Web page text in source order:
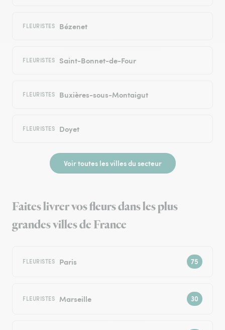
FLEURISTES Bézenet
FLEURISTES Saint-Bonnet-de-Four
FLEURISTES Buxières-sous-Montaigut
FLEURISTES Doyet
Voir toutes les villes du secteur
Faites livrer vos fleurs dans les plus
grandes villes de France
FLEURISTES Paris
FLEURISTES Marseille